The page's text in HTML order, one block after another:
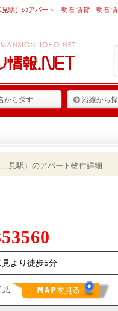
駅）のアパート｜明石 賃貸｜明石
から探す 沿線から
見駅）のアパート物件詳細
見より徒歩5分